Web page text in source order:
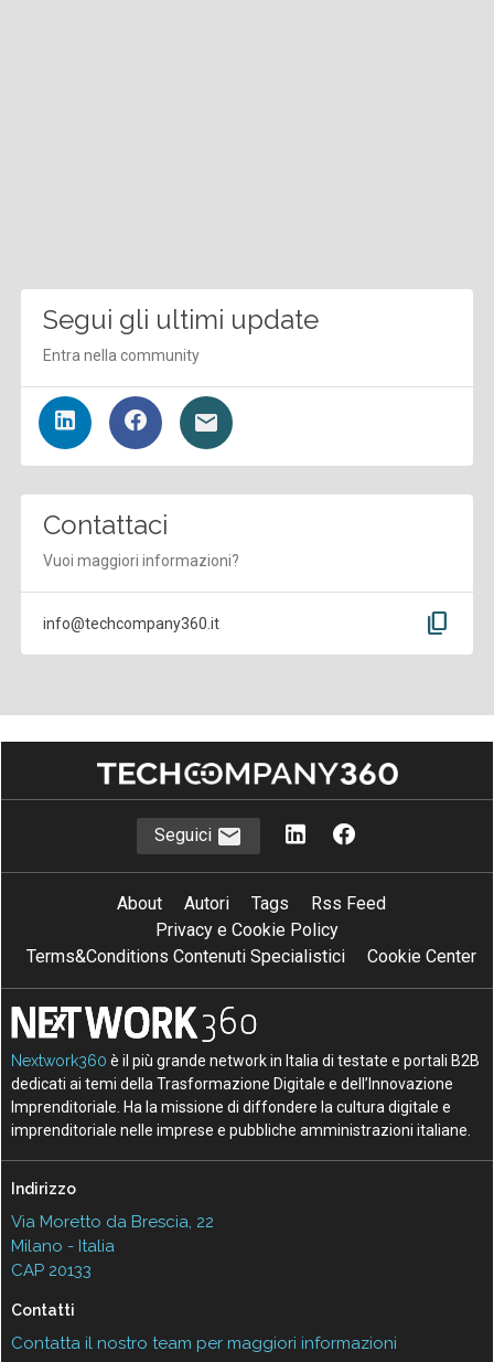
Segui gli ultimi update
Entra nella community
Contattaci
Vuoi maggiori informazioni?
info@techcompany360.it content_copy
Seguici
About Autori Tags
Rss Feed
Privacy e Cookie Policy
Terms&Conditions Contenuti Specialistici
Cookie Center
Nextwork360 è il più grande network in Italia di testate e portali B2B
dedicati ai temi della Trasformazione Digitale e dell’Innovazione
Imprenditoriale. Ha la missione di diffondere la cultura digitale e
imprenditoriale nelle imprese e pubbliche amministrazioni italiane.
Indirizzo
Via Moretto da Brescia, 22
Milano - Italia
CAP 20133
Contatti
Contatta il nostro team per maggiori informazioni